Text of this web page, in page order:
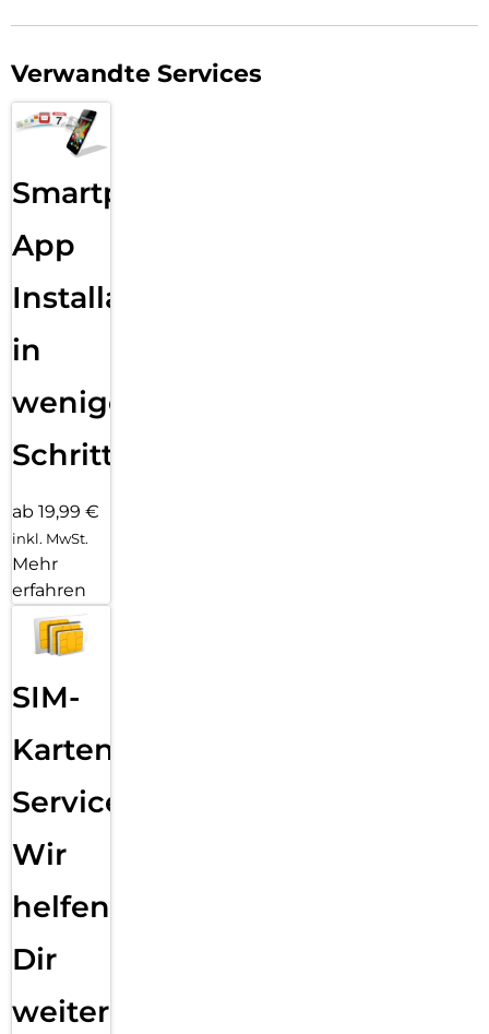
Verwandte Services
Smartphone
App
Installation
in
wenigen
Schritten
ab 19,99 €
inkl. MwSt.
Mehr
erfahren
SIM-
Karten
Service:
Wir
helfen
Dir
weiter